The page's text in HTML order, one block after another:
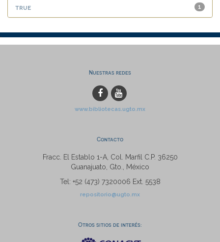
1
true
Nuestras redes
www.bibliotecas.ugto.mx
Contacto
Fracc. El Establo 1-A, Col. Marfil C.P. 36250
Guanajuato, Gto., México
Tel: +52 (473) 7320006 Ext. 5538
repositorio@ugto.mx
Otros sitios de interés: